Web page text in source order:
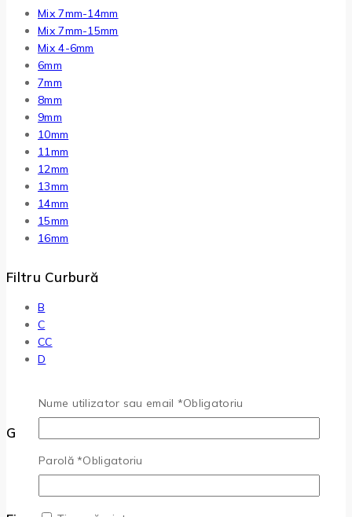
Mix 7mm-14mm
Mix 7mm-15mm
Mix 4-6mm
6mm
7mm
8mm
9mm
10mm
11mm
12mm
13mm
14mm
15mm
16mm
Filtru Curbură
B
C
CC
D
Grosime (mm)
0.07
0.10
Nume utilizator sau email *Obligatoriu
Parolă*Obligatoriu